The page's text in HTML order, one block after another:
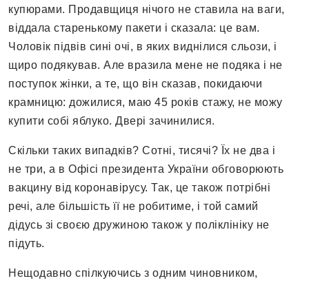
купюрами. Продавщиця нічого не ставила на ваги,
віддала старенькому пакети і сказала: це вам.
Чоловік підвів сині очі, в яких виднілися сльози, і
щиро подякував. Але вразила мене не подяка і не
поступок жінки, а те, що він сказав, покидаючи
крамницю: дожилися, маю 45 років стажу, не можу
купити собі яблуко. Двері зачинилися.
Скільки таких випадків? Сотні, тисячі? Їх не два і
не три, а в Офісі президента України обговорюють
вакцину від коронавірусу. Так, це також потрібні
речі, але більшість її не робитиме, і той самий
дідусь зі своєю дружиною також у поліклініку не
підуть.
Нещодавно спілкуючись з одним чиновником,